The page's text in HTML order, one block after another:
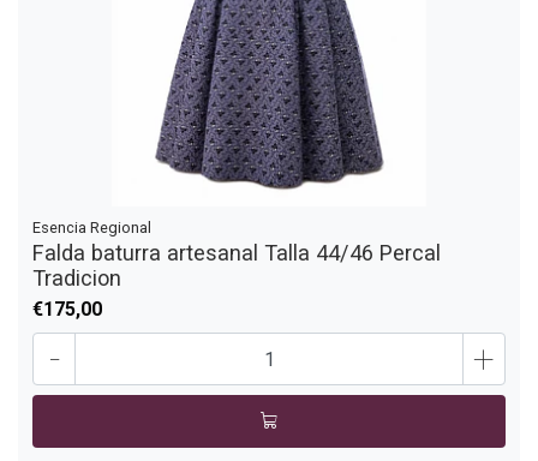
Esencia Regional
Falda baturra artesanal Talla 44/46 Percal
Tradicion
€175,00
- +